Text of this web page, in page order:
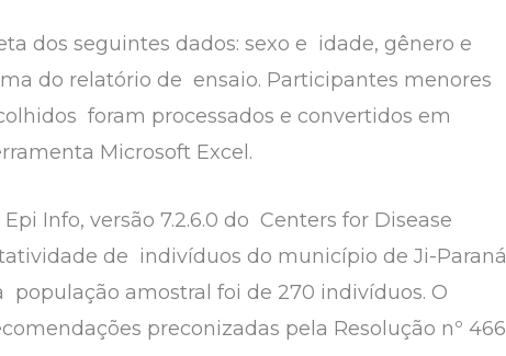
dos seguintes dados: sexo e idade, gênero e
do relatório de ensaio. Participantes menores
foram processados e convertidos em
Microsoft Excel.
Info, versão 7.2.6.0 do Centers for Disease
de indivíduos do município de Ji-Paraná
população amostral foi de 270 indivíduos. O
preconizadas pela Resolução nº 466